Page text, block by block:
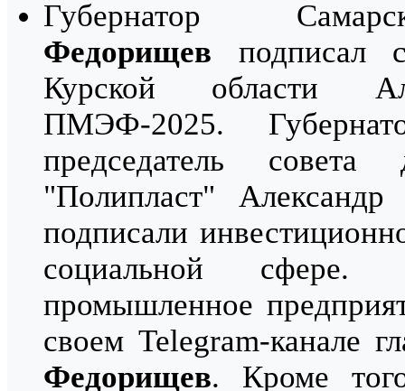
Губернатор
Федорищев подписал
Курской области
ПМЭФ-2025.
председатель
"Полипласт"
подписали
социальной сфере.
промышленное
своем Telegram-канале
Федорищев. Кроме